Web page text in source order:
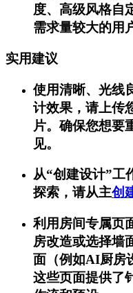
度、高级风格自
需求量较大的用
实用建议
使用清晰、光线
计效果，请上传
片。确保您想要
见。
从“创建设计”工
探索，请从主创
利用房间专属页
房改造或选择墙
面（例如AI厨房
这些页面提供了